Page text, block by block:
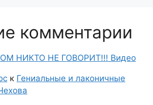
комментарии
НИКТО НЕ ГОВОРИТ!!! Видео
к Гениальные и лаконичные